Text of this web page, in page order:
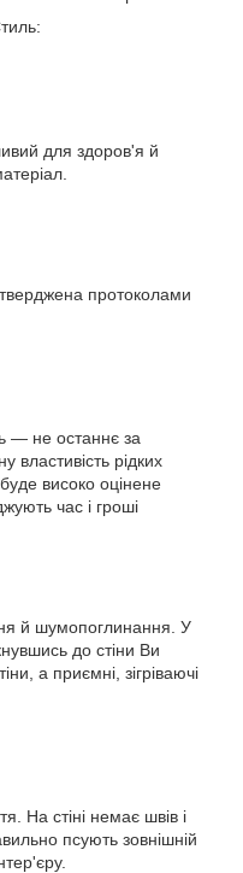
для здоров'я й
протоколами
— не останнє за
властивість рідких
високо оцінене
час і гроші
й шумопоглинання. У
до стіни Ви
а приємні, зігріваючі
На стіні немає швів і
псують зовнішній